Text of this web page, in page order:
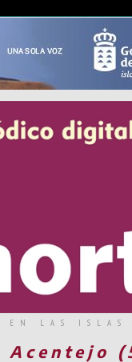
LAS ISLAS
Acentejo